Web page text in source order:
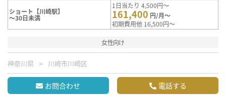
ショート【川崎駅】
～30日未満
1日当たり 4,500円～
161,400 円/月～
初期費用他 16,500円～
女性向け
神奈川県 川崎市川崎区
お問合わせ 電話する